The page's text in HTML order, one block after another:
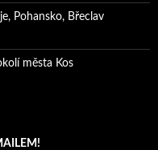
Pohansko, Břeclav
města Kos